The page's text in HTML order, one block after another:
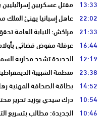
13:33 مقتل عسكريين
22:02 عاهل إسبانيا يهنئ
21:33 مراكش: النيابة العامة
16:44 عرقلة مفوض قضائي
12:19 الجديدة تشدد محاربة
23:38 منظمة الشبيبة
14:52 بطاقة الصحافة المهنية
10:54 درك سيدي بوزيد تحرير
10:46 الجديدة: مطالب بتسريع